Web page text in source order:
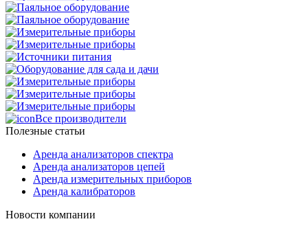
Все производители
Полезные статьи
Аренда анализаторов спектра
Аренда анализаторов цепей
Аренда измерительных приборов
Аренда калибраторов
Новости компании